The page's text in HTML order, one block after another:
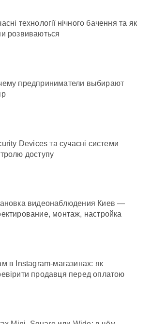
технології нічного бачення та як
розвиваються
предприниматели выбирают
Devices та сучасні системи
доступу
видеонаблюдения Киев —
монтаж, настройка
в Instagram-магазинах: як
продавця перед оплатою